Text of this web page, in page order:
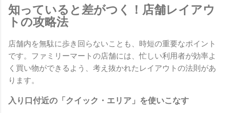
知っていると差がつく！店舗レイアウ
トの攻略法
店舗内を無駄に歩き回らないことも、時短の重要なポイント
です。ファミリーマートの店舗には、忙しい利用者が効率よ
く買い物ができるよう、考え抜かれたレイアウトの法則があ
ります。
入り口付近の「クイック・エリア」を使いこなす